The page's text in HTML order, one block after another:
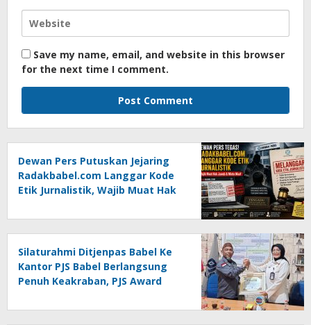
Save my name, email, and website in this browser
for the next time I comment.
Dewan Pers Putuskan Jejaring
Radakbabel.com Langgar Kode
Etik Jurnalistik, Wajib Muat Hak
Silaturahmi Ditjenpas Babel Ke
Kantor PJS Babel Berlangsung
Penuh Keakraban, PJS Award
Agustina